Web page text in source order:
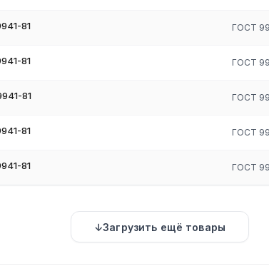
в ЗТВ.
Обязательный отжиг 1050 °C после сварки.
ЦЛ-20. Отпуск 700–750 °C.
рентгеновский или УЗК — согласно требованиям на
Диаметр наружный 6–325 мм, толщина стенки
составом и механическими свойствами
81 ГОСТ
81 ГОСТ
81 ГОСТ
81 ГОСТ
81 ГОСТ
Загрузить ещё товары